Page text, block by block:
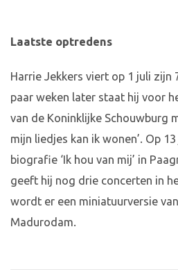
Laatste optredens
Harrie Jekkers viert op 1 juli zijn
paar weken later staat hij voor
van de Koninklijke Schouwburg
mijn liedjes kan ik wonen’. Op
biografie ‘Ik hou van mij’ in
geeft hij nog drie concerten in
wordt er een miniatuurversie
Madurodam.